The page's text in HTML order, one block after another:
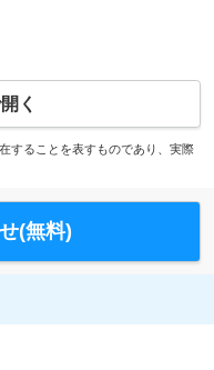
く
することを表すものであり、実際
(無料)